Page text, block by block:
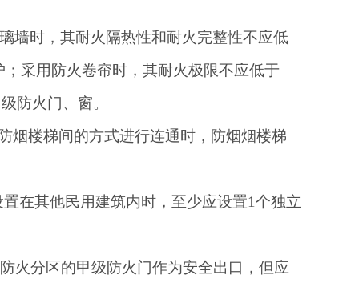
墙时，其耐火隔热性和耐火完整性不应低
采用防火卷帘时，其耐火极限不应低于
防火门、窗。
烟楼梯间的方式进行连通时，防烟烟楼梯
在其他民用建筑内时，至少应设置1个独立
火分区的甲级防火门作为安全出口，但应